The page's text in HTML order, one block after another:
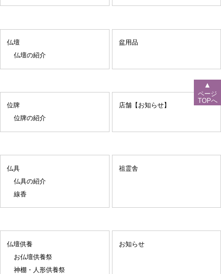
仏壇
仏壇の紹介
盆用品
位牌
位牌の紹介
店舗【お知らせ】
仏具
仏具の紹介
線香
祖霊舎
仏壇供養
お仏壇供養祭
神棚・人形供養祭
お知らせ
▲
ページ
TOPへ